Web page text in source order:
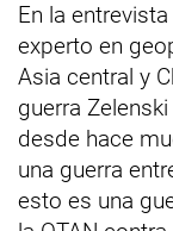
En la
experto en
Asia central y
guerra
desde hace
una guerra
esto es una